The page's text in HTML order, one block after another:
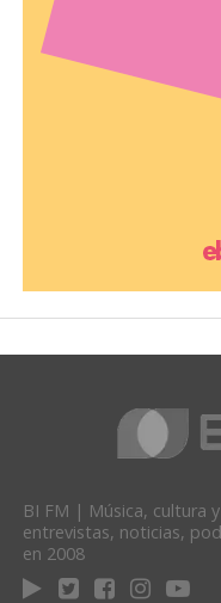
BI FM | Música, cultura
entrevistas, noticias,
en 2008